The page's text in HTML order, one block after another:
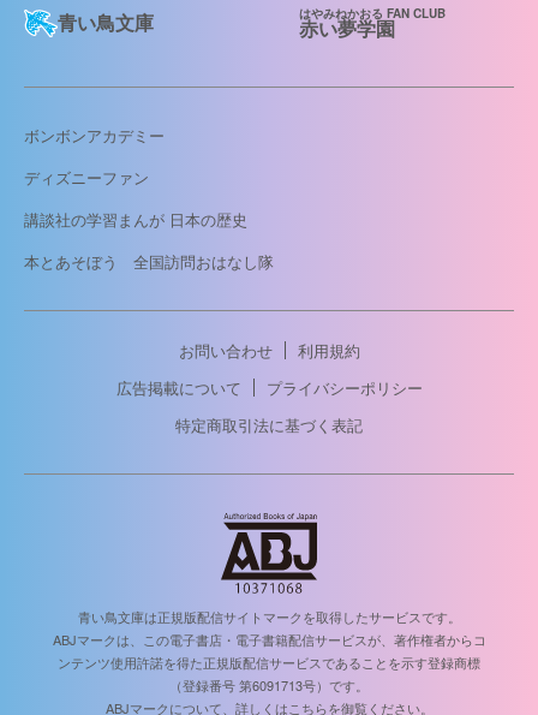
青い鳥文庫
はやみねかおる FAN CLUB
赤い夢学園
ボンボンアカデミー
ディズニーファン
講談社の学習まんが 日本の歴史
本とあそぼう 全国訪問おはなし隊
お問い合わせ
利用規約
広告掲載について
プライバシーポリシー
特定商取引法に基づく表記
青い鳥文庫は正規版配信サイトマークを取得したサービスです。
ABJマークは、この電子書店・電子書籍配信サービスが、著作権者からコ
ンテンツ使用許諾を得た正規版配信サービスであることを示す登録商標
（登録番号 第6091713号）です。
ABJマークについて、詳しくはこちらを御覧ください。